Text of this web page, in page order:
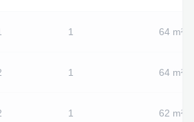
1 64 m²
1 64 m²
1 62 m²